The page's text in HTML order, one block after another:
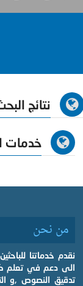
نتائج
خدمات
من نحن
نقدم خدماتنا
الى دعم في تعلم
تدقيق النصوص ,و